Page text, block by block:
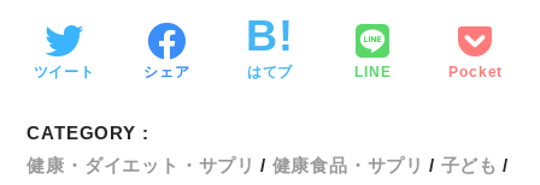
ツイート シェア はてブ LINE Pocket
CATEGORY :
健康・ダイエット・サプリ
健康食品・サプリ
子ども